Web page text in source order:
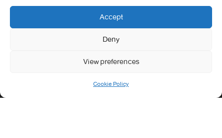
Accept
Deny
View preferences
Cookie Policy
contact@univ-tebessa.dz